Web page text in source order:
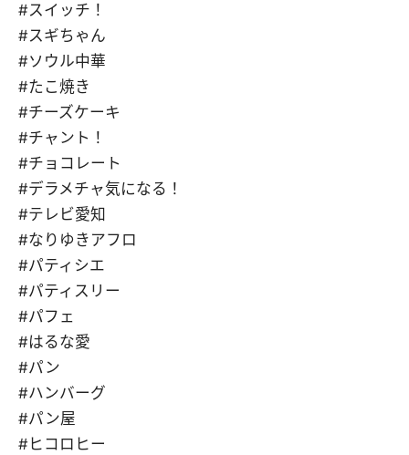
#スイッチ！
#スギちゃん
#ソウル中華
#たこ焼き
#チーズケーキ
#チャント！
#チョコレート
#デラメチャ気になる！
#テレビ愛知
#なりゆきアフロ
#パティシエ
#パティスリー
#パフェ
#はるな愛
#パン
#ハンバーグ
#パン屋
#ヒコロヒー